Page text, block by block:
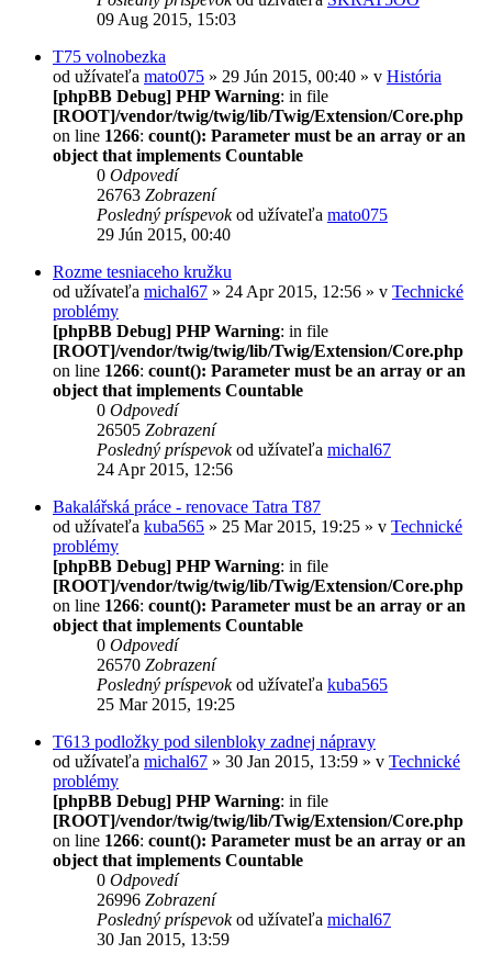
09 Aug 2015, 15:03
T75 volnobezka
od užívateľa mato075 » 29 Jún 2015, 00:40 » v História
[phpBB Debug] PHP Warning: in file
[ROOT]/vendor/twig/twig/lib/Twig/Extension/Core.php
on line 1266: count(): Parameter must be an array or an
object that implements Countable
0 Odpovedí
26763 Zobrazení
Posledný príspevokod užívateľa mato075
29 Jún 2015, 00:40
Rozme tesniaceho kružku
od užívateľa michal67 » 24 Apr 2015, 12:56 » v Technické
problémy
[phpBB Debug] PHP Warning: in file
[ROOT]/vendor/twig/twig/lib/Twig/Extension/Core.php
on line 1266: count(): Parameter must be an array or an
object that implements Countable
0 Odpovedí
26505 Zobrazení
Posledný príspevokod užívateľa michal67
24 Apr 2015, 12:56
Bakalářská práce - renovace Tatra T87
od užívateľa kuba565 » 25 Mar 2015, 19:25 » v Technické
problémy
[phpBB Debug] PHP Warning: in file
[ROOT]/vendor/twig/twig/lib/Twig/Extension/Core.php
on line 1266: count(): Parameter must be an array or an
object that implements Countable
0 Odpovedí
26570 Zobrazení
Posledný príspevokod užívateľa kuba565
25 Mar 2015, 19:25
T613 podložky pod silenbloky zadnej nápravy
od užívateľa michal67 » 30 Jan 2015, 13:59 » v Technické
problémy
[phpBB Debug] PHP Warning: in file
[ROOT]/vendor/twig/twig/lib/Twig/Extension/Core.php
on line 1266: count(): Parameter must be an array or an
object that implements Countable
0 Odpovedí
26996 Zobrazení
Posledný príspevokod užívateľa michal67
30 Jan 2015, 13:59